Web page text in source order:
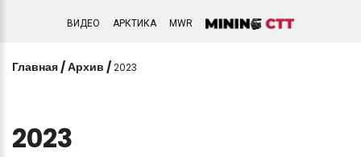
ВИДЕО АРКТИКА MWR
Главная /Архив /2023
2023